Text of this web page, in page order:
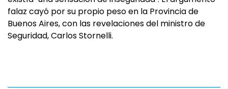
falaz cayó por su propio peso en la Provincia de
Buenos Aires, con las revelaciones del ministro de
Seguridad, Carlos Stornelli.